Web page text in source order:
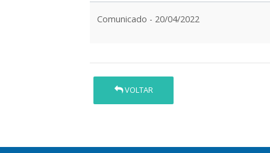
Comunicado - 20/04/2022
VOLTAR